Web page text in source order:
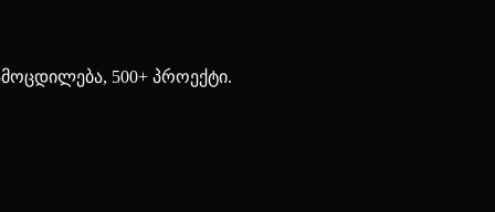
500+ პროექტი.